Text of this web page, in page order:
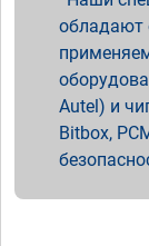
обладают
Autel) и
Bitbox,